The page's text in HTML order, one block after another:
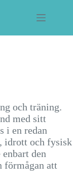
och träning.
med sitt
i en redan
idrott och fysisk
den
förmågan att